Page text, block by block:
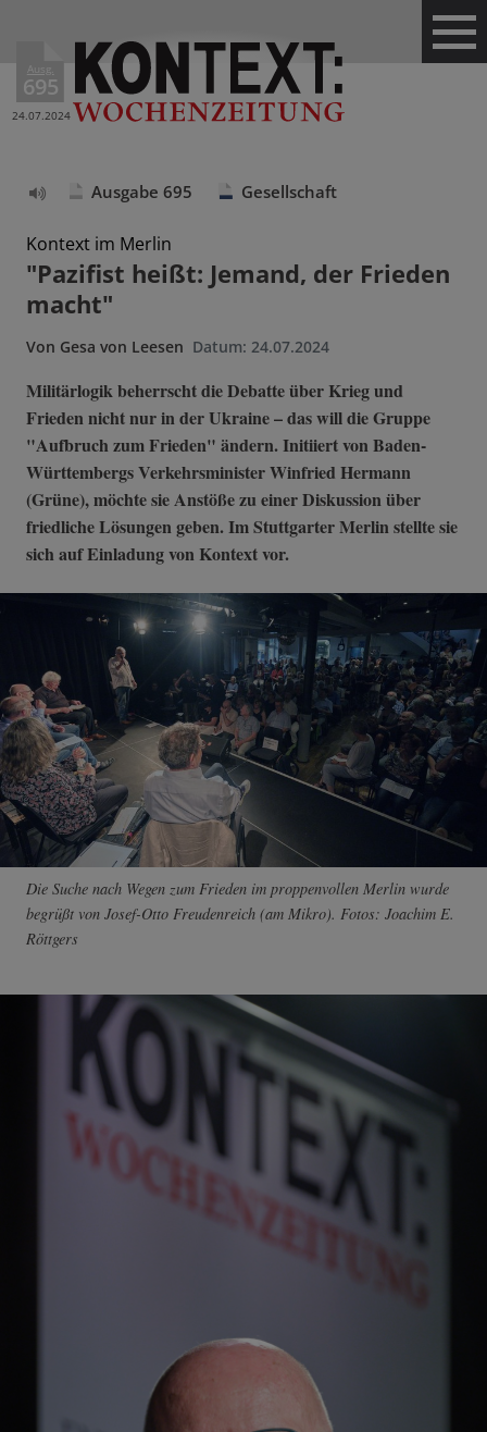
Ausg.
695
24.07.2024
vorlesen
Ausgabe 695 Gesellschaft
Kontext im Merlin
"Pazifist heißt: Jemand, der Frieden
macht"
Von Gesa von Leesen Datum: 24.07.2024
Militärlogik beherrscht die Debatte über Krieg und
Frieden nicht nur in der Ukraine – das will die Gruppe
"Aufbruch zum Frieden" ändern. Initiiert von Baden-
Württembergs Verkehrsminister Winfried Hermann
(Grüne), möchte sie Anstöße zu einer Diskussion über
friedliche Lösungen geben. Im Stuttgarter Merlin stellte sie
sich auf Einladung von Kontext vor.
Die Suche nach Wegen zum Frieden im proppenvollen Merlin wurde
begrüßt von Josef-Otto Freudenreich (am Mikro). Fotos: Joachim E.
Röttgers